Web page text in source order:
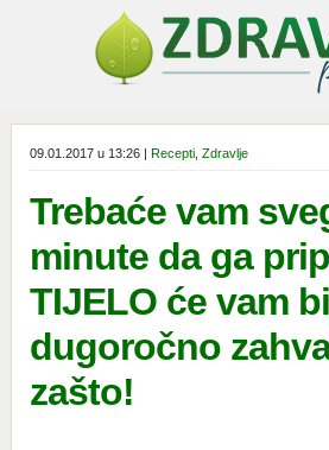
09.01.2017 u 13:26 | Recepti, Zdravlje
Trebaće vam
minute da ga
TIJELO će vam
dugoročno
zašto!